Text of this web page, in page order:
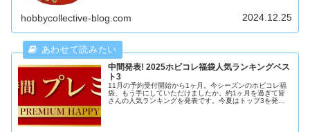
hobbycollective-blog.com 2024.12.25
中間発表! 2025ホビコレ福袋人気ランキングベス
ト3
11月の予約受付開始から1ヶ月。今シーズンのホビコレ福
袋、もう手にしていただけましたか。約1ヶ月を過ぎて皆
さんの人気ランキングを発表です。今夏はトップ3を発